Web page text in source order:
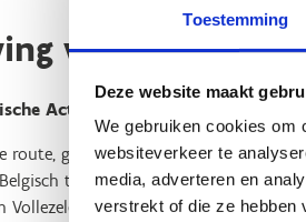
Toestemming
Deze website maakt
We gebruiken cookies om
websiteverkeer te
media, adverteren en
verstrekt of die ze hebben
van de route
Actigomenroute voor ruiters en
route, gemarkeerd met groene
trekpaard. Begin je avontuur
Vollezele, een eerbetoon aan de